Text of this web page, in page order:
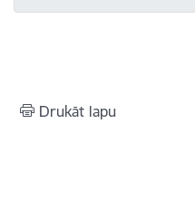
Drukāt lapu